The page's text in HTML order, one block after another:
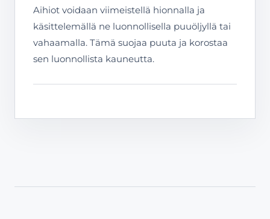
Aihiot voidaan viimeistellä hionnalla ja
käsittelemällä ne luonnollisella puuöljyllä tai
vahaamalla. Tämä suojaa puuta ja korostaa
sen luonnollista kauneutta.